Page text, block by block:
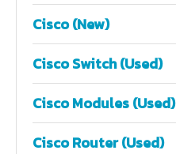
Cisco (New)
Cisco Switch (Used)
Cisco Modules (Used)
Cisco Router (Used)